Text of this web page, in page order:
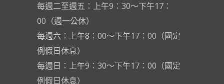
每週二至週五：上午9：30～下午17：
00（週一公休）
每週六：上午8：00～下午17：00（國定
例假日休息）
每週日：上午9：30～下午17：00（國定
例假日休息）